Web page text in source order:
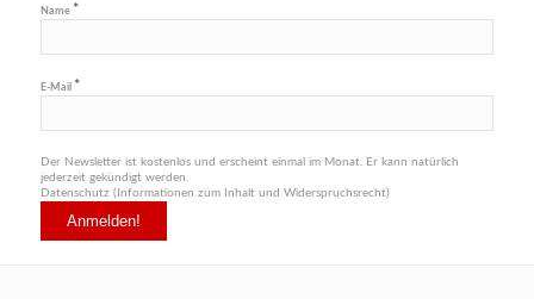
Name *
E-Mail *
Der Newsletter ist kostenlos und erscheint einmal im Monat. Er kann natürlich
jederzeit gekündigt werden.
Datenschutz (Informationen zum Inhalt und Widerspruchsrecht)